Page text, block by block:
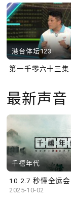
港台体坛123
第一千零六十三集
最新声音
千禧年代
2025-10-02